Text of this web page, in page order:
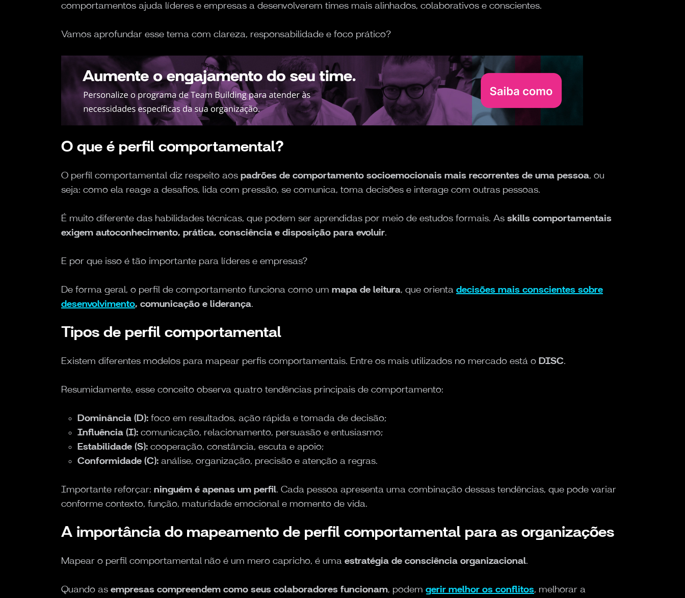
comportamentos ajuda líderes e empresas a desenvolverem times mais alinhados, colaborativos e conscientes.
Vamos aprofundar esse tema com clareza, responsabilidade e foco prático?
O que é perfil comportamental?
O perfil comportamental diz respeito aos padrões de comportamento socioemocionais mais recorrentes de uma pessoa, ou
seja: como ela reage a desafios, lida com pressão, se comunica, toma decisões e interage com outras pessoas.
É muito diferente das habilidades técnicas, que podem ser aprendidas por meio de estudos formais. As skills comportamentais
exigem autoconhecimento, prática, consciência e disposição para evoluir.
E por que isso é tão importante para líderes e empresas?
De forma geral, o perfil de comportamento funciona como um mapa de leitura, que orienta decisões mais conscientes sobre
desenvolvimento, comunicação e liderança.
Tipos de perfil comportamental
Existem diferentes modelos para mapear perfis comportamentais. Entre os mais utilizados no mercado está o DISC.
Resumidamente, esse conceito observa quatro tendências principais de comportamento:
Dominância (D): foco em resultados, ação rápida e tomada de decisão;
Influência (I): comunicação, relacionamento, persuasão e entusiasmo;
Estabilidade (S): cooperação, constância, escuta e apoio;
Conformidade (C): análise, organização, precisão e atenção a regras.
Importante reforçar: ninguém é apenas um perfil. Cada pessoa apresenta uma combinação dessas tendências, que pode variar
conforme contexto, função, maturidade emocional e momento de vida.
A importância do mapeamento de perfil comportamental para as organizações
Mapear o perfil comportamental não é um mero capricho, é uma estratégia de consciência organizacional.
Quando as empresas compreendem como seus colaboradores funcionam, podem gerir melhor os conflitos, melhorar a